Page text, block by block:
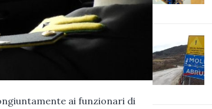
ai funzionari di